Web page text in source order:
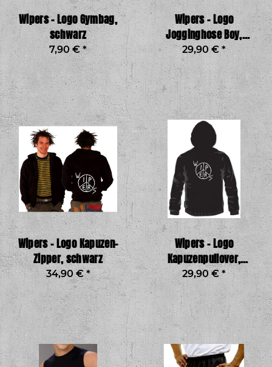
Wipers – Logo Gymbag,
schwarz
7,90 € *
Wipers – Logo
Jogginghose Boy,
schwarz
29,90 € *
Wipers – Logo Kapuzen-
Zipper, schwarz
34,90 €*
Wipers – Logo
Kapuzenpullover,
schwarz
29,90 €*